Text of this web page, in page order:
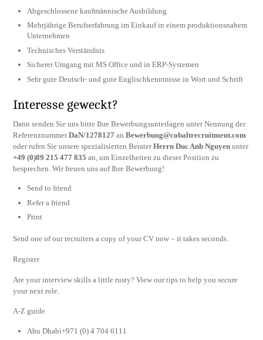
Abgeschlossene kaufmännische Ausbildung
Mehrjährige Berufserfahrung im Einkauf in einem produktionsnahem
Unternehmen
Technisches Verständnis
Sicherer Umgang mit MS Office und in ERP-Systemen
Sehr gute Deutsch- und gute Englischkenntnisse in Wort und Schrift
Interesse geweckt?
Dann senden Sie uns bitte Ihre Bewerbungsunterlagen unter Nennung der
ReferenznummerDaN/1278127 anBewerbung@cobaltrecruitment.com
oder rufen Sie unsere spezialisierten BeraterHerrn Duc Anh Nguyen unter
+49 (0)89 215 477 835 an, um Einzelheiten zu dieser Position zu
besprechen. Wir freuen uns auf Ihre Bewerbung!
Send to friend
Refer a friend
Print
Send one of our recruiters a copy of your CV now – it takes seconds.
Register
Are your interview skills a little rusty? View our tips to help you secure
your next role.
A-Z guide
Abu Dhabi+971 (0) 4 704 6111